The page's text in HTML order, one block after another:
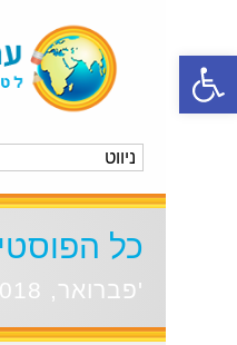
פתח סרגל נגישות
כל
'פברואר, 2018'